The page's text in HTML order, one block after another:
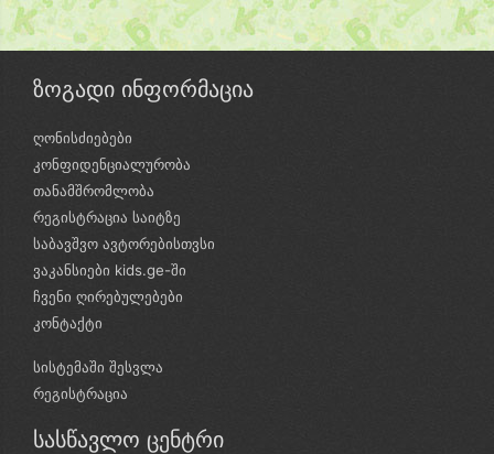
ზოგადი ინფორმაცია
ღონისძიებები
კონფიდენციალურობა
თანამშრომლობა
რეგისტრაცია საიტზე
საბავშვო ავტორებისთვსი
ვაკანსიები kids.ge-ში
ჩვენი ღირებულებები
კონტაქტი
სისტემაში შესვლა
რეგისტრაცია
სასწავლო ცენტრი